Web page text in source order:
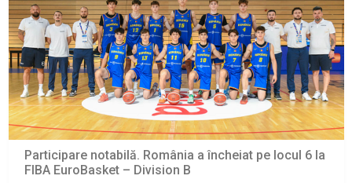
Participare notabilă. România a încheiat pe locul 6 la
FIBA EuroBasket – Division B